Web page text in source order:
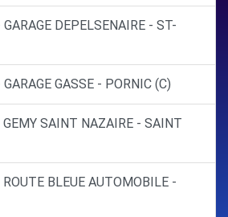
DEPELSENAIRE - ST-
GASSE - PORNIC (C)
SAINT NAZAIRE - SAINT
BLEUE AUTOMOBILE -